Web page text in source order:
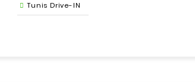
Tunis Drive-IN